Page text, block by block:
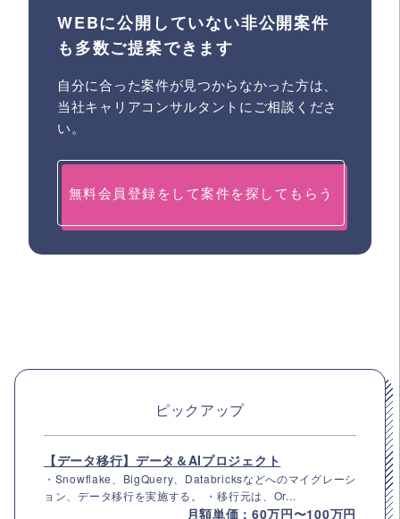
WEBに公開していない非公開案件
も多数ご提案できます
自分に合った案件が見つからなかった方は、
当社キャリアコンサルタントにご相談くださ
い。
無料会員登録をして案件を探してもらう
ピックアップ
【データ移行】データ＆AIプロジェクト
・Snowflake、BigQuery、Databricksなどへのマイグレーシ
ョン、データ移行を実施する。 ・移行元は、Or...
月額単価：60万円〜100万円